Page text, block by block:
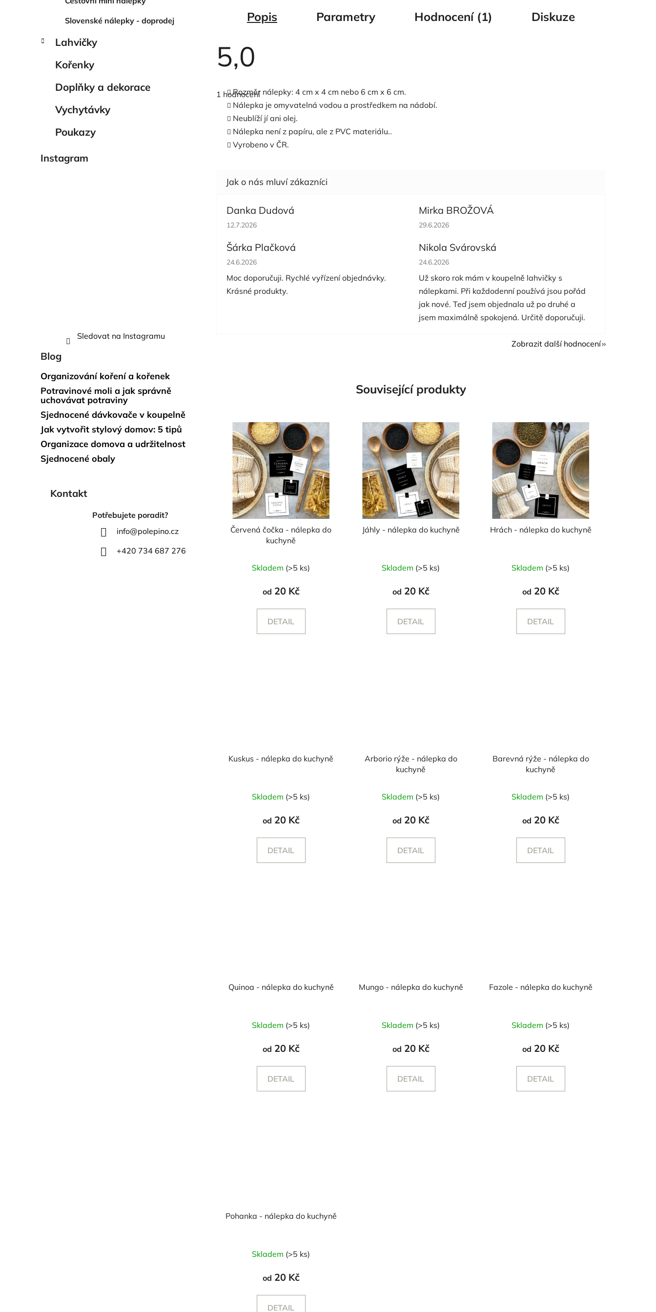
Slovenské nálepky - doprodej
Lahvičky
Kořenky
Doplňky a dekorace
Vychytávky
Poukazy
Instagram
Sledovat na Instagramu
Blog
Organizování koření a kořenek
Potravinové moli a jak správně
uchovávat potraviny
Sjednocené dávkovače v koupelně
Jak vytvořit stylový domov: 5 tipů
Organizace domova a udržitelnost
Sjednocené obaly
Kontakt
Potřebujete poradit?
info@polepino.cz
+420 734 687 276
Popis Parametry Hodnocení (1) Diskuze
5,0
hodnocení
produktu
hvězdiček.
1 hodnocení
Rozměr nálepky: 4 cm x 4 cm nebo 6 cm x 6 cm.
Nálepka je omyvatelná vodou a prostředkem na nádobí.
Neublíží jí ani olej.
Nálepka není z papíru, ale z PVC materiálu..
Vyrobeno v ČR.
Danka Dudová
Hodnocení obchodu je 5 z 5 hvězdiček.
12.7.2026
Mirka BROŽOVÁ
Hodnocení obchodu je 5 z 5 hvězdiček.
29.6.2026
Šárka Plačková
Hodnocení obchodu je 5 z 5 hvězdiček.
24.6.2026
Moc doporučuji. Rychlé vyřízení objednávky.
Krásné produkty.
Nikola Svárovská
Hodnocení obchodu je 5 z 5 hvězdiček.
24.6.2026
Už skoro rok mám v koupelně lahvičky s
nálepkami. Při každodenní používá jsou pořád
jak nové. Teď jsem objednala už po druhé a
jsem maximálně spokojená. Určitě doporučuji.
Zobrazit další hodnocení
Související produkty
Červená čočka - nálepka do
kuchyně
Skladem (>5 ks)
od 20 Kč
DETAIL
Jáhly - nálepka do kuchyně
Skladem (>5 ks)
od 20 Kč
DETAIL
Hrách - nálepka do kuchyně
Skladem (>5 ks)
od 20 Kč
DETAIL
Kuskus - nálepka do kuchyně
Skladem (>5 ks)
od 20 Kč
DETAIL
Arborio rýže - nálepka do
kuchyně
Skladem (>5 ks)
od 20 Kč
DETAIL
Barevná rýže - nálepka do
kuchyně
Skladem (>5 ks)
od 20 Kč
DETAIL
Quinoa - nálepka do kuchyně
Skladem (>5 ks)
od 20 Kč
DETAIL
Mungo - nálepka do kuchyně
Skladem (>5 ks)
od 20 Kč
DETAIL
Fazole - nálepka do kuchyně
hodnocení
produktu
5,0
z
Skladem (>5 ks)
od 20 Kč
DETAIL
Pohanka - nálepka do kuchyně
Skladem (>5 ks)
od 20 Kč
DETAIL